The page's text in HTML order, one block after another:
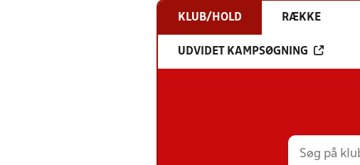
KLUB/HOLD RÆKKE
UDVIDET KAMPSØGNING